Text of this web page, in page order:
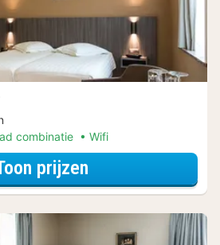
combinatie Wifi
prijzenvoor Samen